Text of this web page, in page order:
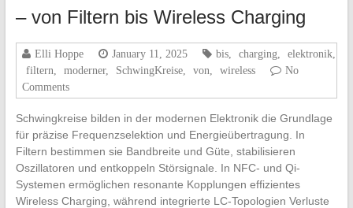
– von Filtern bis Wireless Charging
Elli Hoppe January 11, 2025 bis, charging elektronik,
filtern
moderner, SchwingKreise, von wireless
No
Comments
Schwingkreise bilden in der modernen Elektronik die Grundlage
für präzise Frequenzselektion und Energieübertragung. In
Filtern bestimmen sie Bandbreite und Güte, stabilisieren
Oszillatoren und entkoppeln Störsignale. In NFC- und Qi-
Systemen ermöglichen resonante Kopplungen effizientes
Wireless Charging, während integrierte LC-Topologien Verluste